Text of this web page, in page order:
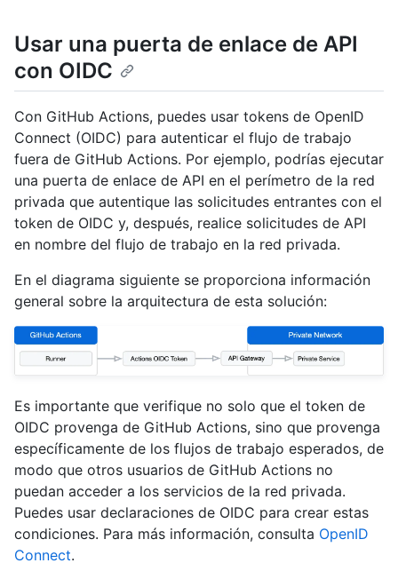
Usar una puerta de enlace de API
con OIDC
Con GitHub Actions, puedes usar tokens de OpenID
Connect (OIDC) para autenticar el flujo de trabajo
fuera de GitHub Actions. Por ejemplo, podrías ejecutar
una puerta de enlace de API en el perímetro de la red
privada que autentique las solicitudes entrantes con el
token de OIDC y, después, realice solicitudes de API
en nombre del flujo de trabajo en la red privada.
En el diagrama siguiente se proporciona información
general sobre la arquitectura de esta solución:
Es importante que verifique no solo que el token de
OIDC provenga de GitHub Actions, sino que provenga
específicamente de los flujos de trabajo esperados, de
modo que otros usuarios de GitHub Actions no
puedan acceder a los servicios de la red privada.
Puedes usar declaraciones de OIDC para crear estas
condiciones. Para más información, consulta OpenID
Connect.